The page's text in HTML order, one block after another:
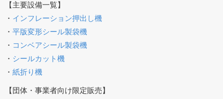
【主要設備一覧】
・ インフレーション押出し機
・ 平版変形シール製袋機
・ コンベアシール製袋機
・ シールカット機
・ 紙折り機
【団体・事業者向け限定販売】